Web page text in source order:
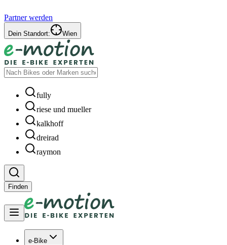
Partner werden
Dein Standort: Wien
fully
riese und mueller
kalkhoff
dreirad
raymon
Finden
e-Bike